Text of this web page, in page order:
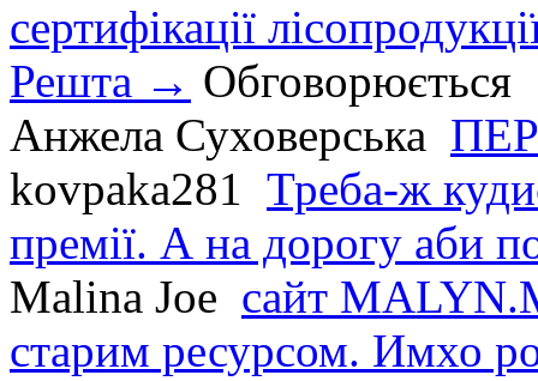
сертифікації
Решта → Обговорюється
Анжела Суховерська
kovpaka281 Треба-ж
премії. А на дорогу аби
Malina Joe сайт
старим ресурсом. Имхо